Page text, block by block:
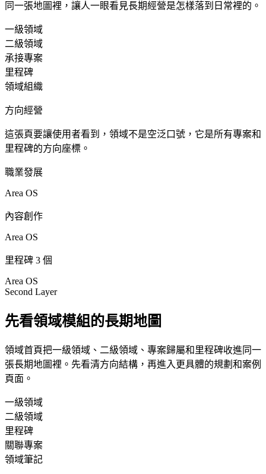
同一張地圖裡，讓人一眼看見長期經營是怎樣落到日常裡的。
一級領域
二級領域
承接專案
里程碑
領域組織
方向經營
這張頁要讓使用者看到，領域不是空泛口號，它是所有專案和
里程碑的方向座標。
職業發展
Area OS
內容創作
Area OS
里程碑 3 個
Area OS
Second Layer
先看領域模組的長期地圖
領域首頁把一級領域、二級領域、專案歸屬和里程碑收進同一
張長期地圖裡。先看清方向結構，再進入更具體的規劃和案例
頁面。
一級領域
二級領域
里程碑
關聯專案
領域筆記